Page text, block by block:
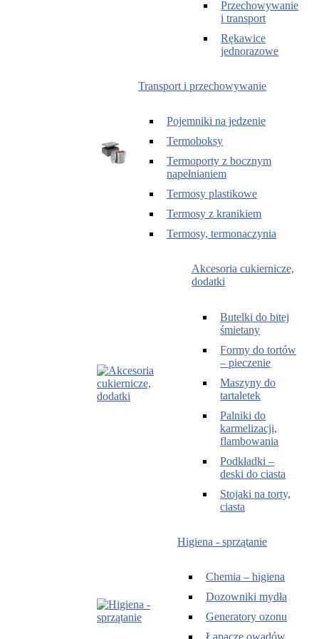
Przechowywanie
i transport
Rękawice
jednorazowe
Transport i przechowywanie
Pojemniki na jedzenie
Termoboksy
Termoporty z bocznym
napełnianiem
Termosy plastikowe
Termosy z kranikiem
Termosy, termonaczynia
Akcesoria cukiernicze,
dodatki
Butelki do bitej
śmietany
Formy do tortów
– pieczenie
Maszyny do
tartaletek
Palniki do
karmelizacji,
flambowania
Podkładki –
deski do ciasta
Stojaki na torty,
ciasta
Higiena - sprzątanie
Chemia – higiena
Dozowniki mydła
Generatory ozonu